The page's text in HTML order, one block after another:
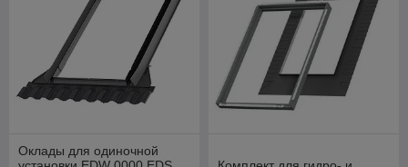
Оклады для одиночной